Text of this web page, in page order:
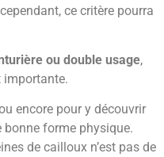
ce critère pourra
ou double usage,
importante.
encore pour y découvrir
forme physique.
de cailloux n’est pas de